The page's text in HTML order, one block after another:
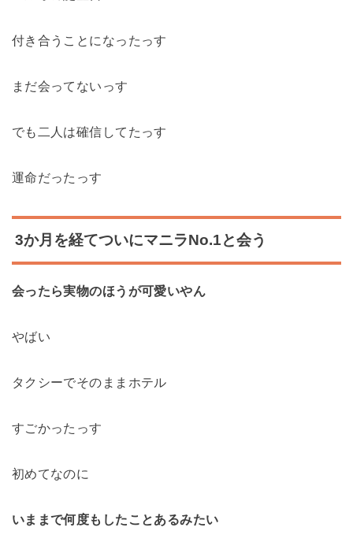
付き合うことになったっす
まだ会ってないっす
でも二人は確信してたっす
運命だったっす
3か月を経てついにマニラNo.1と会う
会ったら実物のほうが可愛いやん
やばい
タクシーでそのままホテル
すごかったっす
初めてなのに
いままで何度もしたことあるみたい